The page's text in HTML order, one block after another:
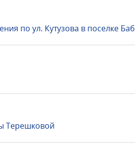
по ул. Кутузова в поселке
Терешковой